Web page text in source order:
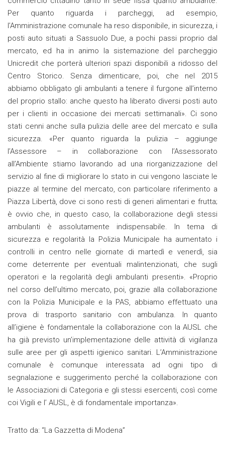
Per quanto riguarda i parcheggi, ad esempio,
l’Amministrazione comunale ha reso disponibile, in sicurezza, i
posti auto situati a Sassuolo Due, a pochi passi proprio dal
mercato, ed ha in animo la sistemazione del parcheggio
Unicredit che porterà ulteriori spazi disponibili a ridosso del
Centro Storico. Senza dimenticare, poi, che nel 2015
abbiamo obbligato gli ambulanti a tenere il furgone all’interno
del proprio stallo: anche questo ha liberato diversi posti auto
per i clienti in occasione dei mercati settimanali». Ci sono
stati cenni anche sulla pulizia delle aree del mercato e sulla
sicurezza. «Per quanto riguarda la pulizia – aggiunge
l’Assessore – in collaborazione con l’Assessorato
all’Ambiente stiamo lavorando ad una riorganizzazione del
servizio al fine di migliorare lo stato in cui vengono lasciate le
piazze al termine del mercato, con particolare riferimento a
Piazza Libertà, dove ci sono resti di generi alimentari e frutta;
è ovvio che, in questo caso, la collaborazione degli stessi
ambulanti è assolutamente indispensabile. In tema di
sicurezza e regolarità la Polizia Municipale ha aumentato i
controlli in centro nelle giornate di martedì e venerdì, sia
come deterrente per eventuali malintenzionati, che sugli
operatori e la regolarità degli ambulanti presenti». «Proprio
nel corso dell’ultimo mercato, poi, grazie alla collaborazione
con la Polizia Municipale e la PAS, abbiamo effettuato una
prova di trasporto sanitario con ambulanza. In quanto
all’igiene è fondamentale la collaborazione con la AUSL che
ha già previsto un’implementazione delle attività di vigilanza
sulle aree per gli aspetti igienico sanitari. L’Amministrazione
comunale è comunque interessata ad ogni tipo di
segnalazione e suggerimento perché la collaborazione con
le Associazioni di Categoria e gli stessi esercenti, così come
coi Vigili e l’ AUSL, è di fondamentale importanza».
Tratto da: “La Gazzetta di Modena”